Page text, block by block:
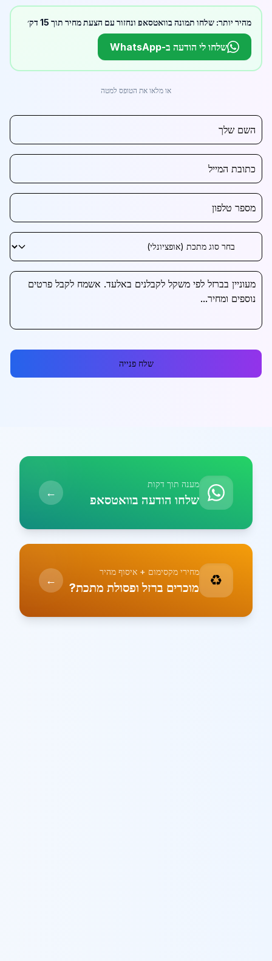
מהיר יותר: שלחו תמונה בוואטסאפ ונחזור עם הצעת מחיר תוך 15 דק׳
שלחו לי הודעה ב-WhatsApp
או מלאו את הטופס למטה
שלח פנייה
מענה תוך דקות
שלחו הודעה בוואטסאפ ←
♻️ מחירי מקסימום + איסוף מהיר
מוכרים ברזל ופסולת מתכת? ←